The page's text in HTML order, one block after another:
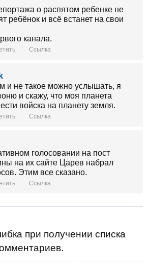
о распятом ребенке не
ребёнок и всё встанет на свои
канала.
Ссылка
и не такое можно услышать, я
и скажу, что моя планета
войска на планету земля.
Ссылка
голосовании на пост
на их сайте Царев набрал
Этим все сказано.
Ссылка
при получении списка